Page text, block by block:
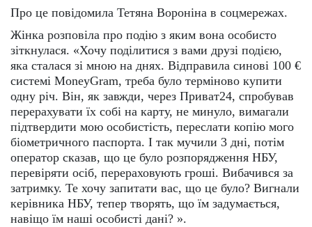
Про це повідомила Тетяна Вороніна в соцмережах.
Жінка розповіла про подію з яким вона особисто
зіткнулася. «Хочу поділитися з вами друзі подією,
яка сталася зі мною на днях. Відправила синові 100 €
системі MoneyGram, треба було терміново купити
одну річ. Він, як завжди, через Приват24, спробував
перерахувати їх собі на карту, не минуло, вимагали
підтвердити мою особистість, переслати копію мого
біометричного паспорта. І так мучили 3 дні, потім
оператор сказав, що це було розпорядження НБУ,
перевіряти осіб, перераховують гроші. Вибачився за
затримку. Те хочу запитати вас, що це було? Вигнали
керівника НБУ, тепер творять, що їм задумається,
навіщо їм наші особисті дані? ».